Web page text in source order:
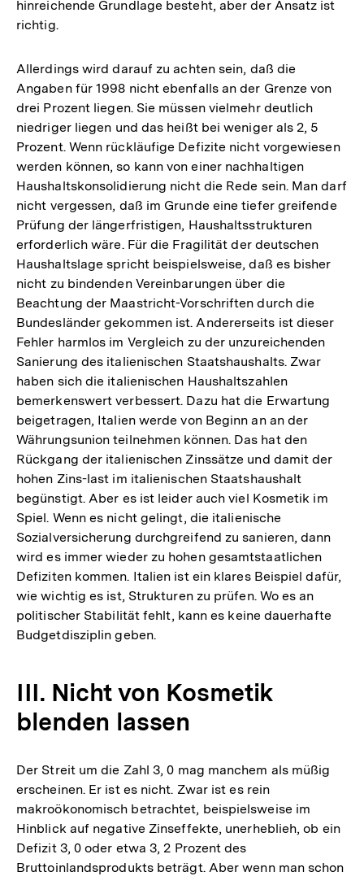
hinreichende Grundlage besteht, aber der Ansatz ist
richtig.
Allerdings wird darauf zu achten sein, daß die
Angaben für 1998 nicht ebenfalls an der Grenze von
drei Prozent liegen. Sie müssen vielmehr deutlich
niedriger liegen und das heißt bei weniger als 2, 5
Prozent. Wenn rückläufige Defizite nicht vorgewiesen
werden können, so kann von einer nachhaltigen
Haushaltskonsolidierung nicht die Rede sein. Man darf
nicht vergessen, daß im Grunde eine tiefer greifende
Prüfung der längerfristigen, Haushaltsstrukturen
erforderlich wäre. Für die Fragilität der deutschen
Haushaltslage spricht beispielsweise, daß es bisher
nicht zu bindenden Vereinbarungen über die
Beachtung der Maastricht-Vorschriften durch die
Bundesländer gekommen ist. Andererseits ist dieser
Fehler harmlos im Vergleich zu der unzureichenden
Sanierung des italienischen Staatshaushalts. Zwar
haben sich die italienischen Haushaltszahlen
bemerkenswert verbessert. Dazu hat die Erwartung
beigetragen, Italien werde von Beginn an an der
Währungsunion teilnehmen können. Das hat den
Rückgang der italienischen Zinssätze und damit der
hohen Zins-last im italienischen Staatshaushalt
begünstigt. Aber es ist leider auch viel Kosmetik im
Spiel. Wenn es nicht gelingt, die italienische
Sozialversicherung durchgreifend zu sanieren, dann
wird es immer wieder zu hohen gesamtstaatlichen
Defiziten kommen. Italien ist ein klares Beispiel dafür,
wie wichtig es ist, Strukturen zu prüfen. Wo es an
politischer Stabilität fehlt, kann es keine dauerhafte
Budgetdisziplin geben.
III. Nicht von Kosmetik
blenden lassen
Der Streit um die Zahl 3, 0 mag manchem als müßig
erscheinen. Er ist es nicht. Zwar ist es rein
makroökonomisch betrachtet, beispielsweise im
Hinblick auf negative Zinseffekte, unerheblieh, ob ein
Defizit 3, 0 oder etwa 3, 2 Prozent des
Bruttoinlandsprodukts beträgt. Aber wenn man schon